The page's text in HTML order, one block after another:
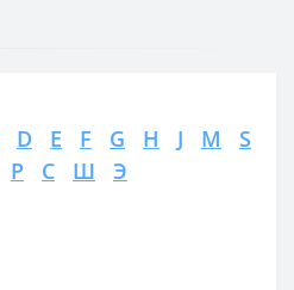
D E F G H J M
S
Р С Ш Э